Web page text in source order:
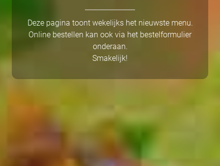
Deze pagina toont wekelijks het nieuwste menu.
Online bestellen kan ook via het bestelformulier
onderaan.
Smakelijk!